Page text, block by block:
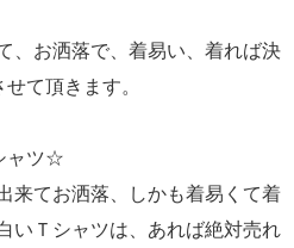
、お洒落で、着易い、着れば決
て頂きます。
ャツ☆
来てお洒落、しかも着易くて着
いＴシャツは、あれば絶対売れ